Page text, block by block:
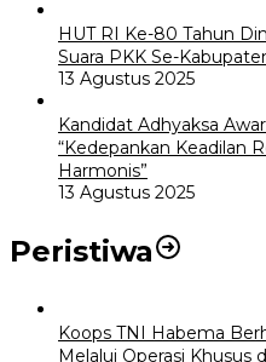
HUT RI Ke-80 Tahun
Suara PKK Se-
13 Agustus 2025
Kandidat Adhyaksa
“Kedepankan Keadilan
Harmonis”
13 Agustus 2025
Peristiwa
Koops TNI Habema
Melalui Operasi Khusus